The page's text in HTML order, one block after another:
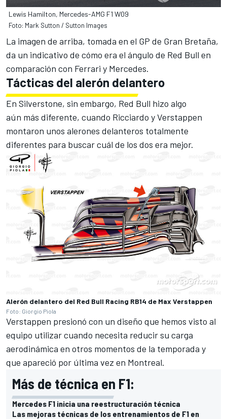
Lewis Hamilton, Mercedes-AMG F1 W09
Foto: Mark Sutton / Sutton Images
La imagen de arriba, tomada en el GP de Gran Bretaña,
da un indicativo de cómo era el ángulo de Red Bull en
comparación con Ferrari y Mercedes.
Tácticas del alerón delantero
En Silverstone, sin embargo, Red Bull hizo algo
aún más diferente, cuando Ricciardo y Verstappen
montaron unos alerones delanteros totalmente
diferentes para buscar cuál de los dos era mejor.
Alerón delantero del Red Bull Racing RB14 de Max Verstappen
Foto: Giorgio Piola
Verstappen presionó con un diseño que hemos visto al
equipo utilizar cuando necesita reducir su carga
aerodinámica en otros momentos de la temporada y
que apareció por última vez en Montreal.
Más de técnica en F1:
Mercedes F1 inicia una reestructuración técnica
Las mejoras técnicas de los entrenamientos de F1 en